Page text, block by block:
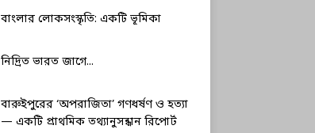
বাংলার লোকসংস্কৃতি: একটি ভূমিকা
নিদ্রিত ভারত জাগে...
বারুইপুরের ‘অপরাজিতা’ গণধর্ষণ ও হত্যা
— একটি প্রাথমিক তথ্যানুসন্ধান রিপোর্ট